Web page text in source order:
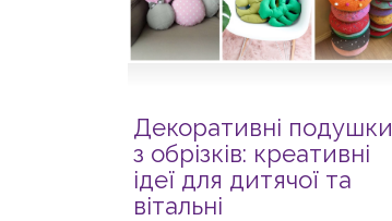
Декоративні подушки
з обрізків: креативні
ідеї для дитячої та
вітальні